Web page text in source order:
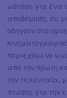
ωστόσο για ένα
αποδόμηση, σε
οδηγούν στο
περιεχόμενο
από την πρώτη
την τελευταία,
πτώσης για την